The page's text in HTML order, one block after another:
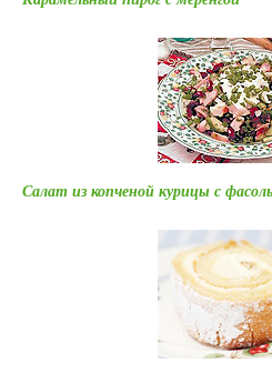
Салат из копченой курицы с